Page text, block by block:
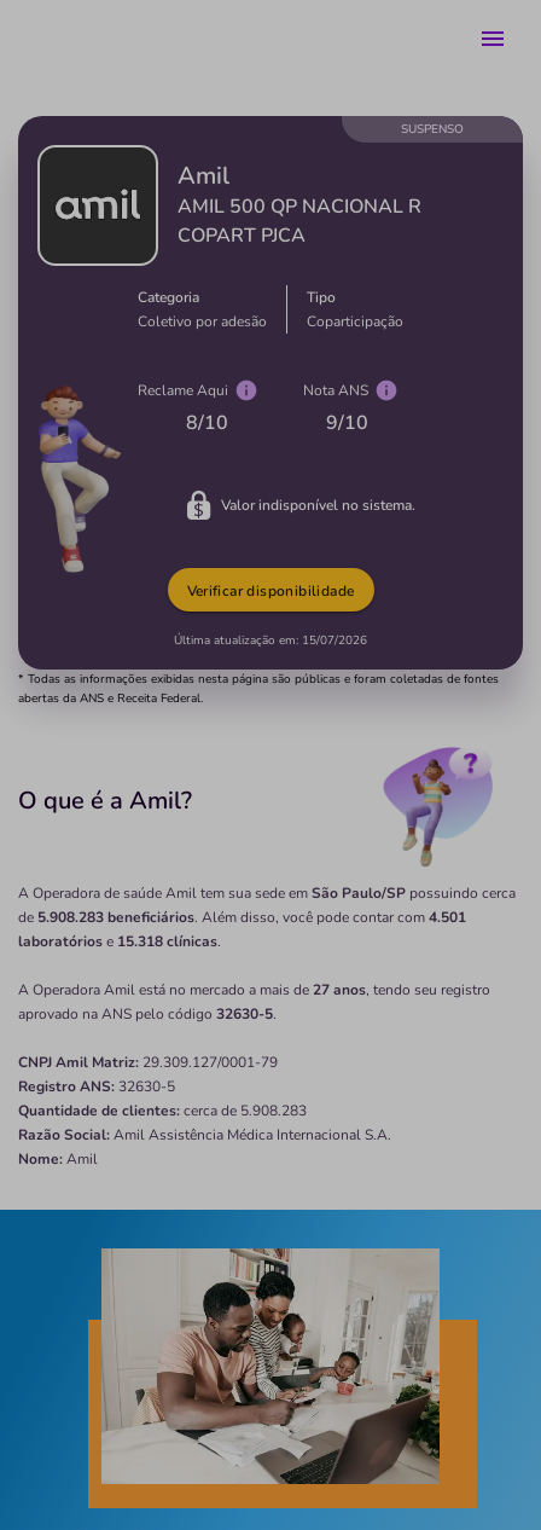
Amil
AMIL 500 QP NACIONAL R
COPART PJCA
Categoria
Coletivo por adesão
Tipo
Coparticipação
Valor indisponível no sistema.
Reclame Aqui
8/10
Nota ANS
9/10
SUSPENSO
Última atualização em: 15/07/2026
Verificar disponibilidade
* Todas as informações exibidas nesta página são públicas e foram coletadas de fontes
abertas da ANS e Receita Federal.
O que é a Amil?
A Operadora de saúde Amil tem sua sede emSão Paulo/SP possuindo cerca
de 5.908.283 beneficiários. Além disso, você pode contar com4.501
laboratóriose 15.318 clínicas.
A Operadora Amil está no mercado a mais de27 anos, tendo seu registro
aprovado na ANS pelo código 32630-5.
CNPJAmil Matriz: 29.309.127/0001-79
Registro ANS: 32630-5
Quantidade de clientes:cerca de 5.908.283
Razão Social:Amil Assistência Médica Internacional S.A.
Nome:Amil